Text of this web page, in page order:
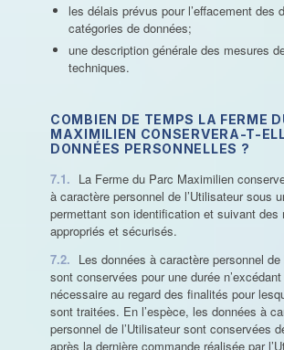
les délais prévus pour l’effacement des
catégories de données;
une description générale des mesures
techniques.
COMBIEN DE TEMPS LA FERME
MAXIMILIEN CONSERVERA-T-
DONNÉES PERSONNELLES ?
7.1. La Ferme du Parc Maximilien
à caractère personnel de l’Utilisateur sous
permettant son identification et suivant des
appropriés et sécurisés.
7.2. Les données à caractère personnel de
sont conservées pour une durée
nécessaire au regard des finalités pour
sont traitées. En l’espèce, les données à
personnel de l’Utilisateur sont conservées
après la dernière commande réalisée par